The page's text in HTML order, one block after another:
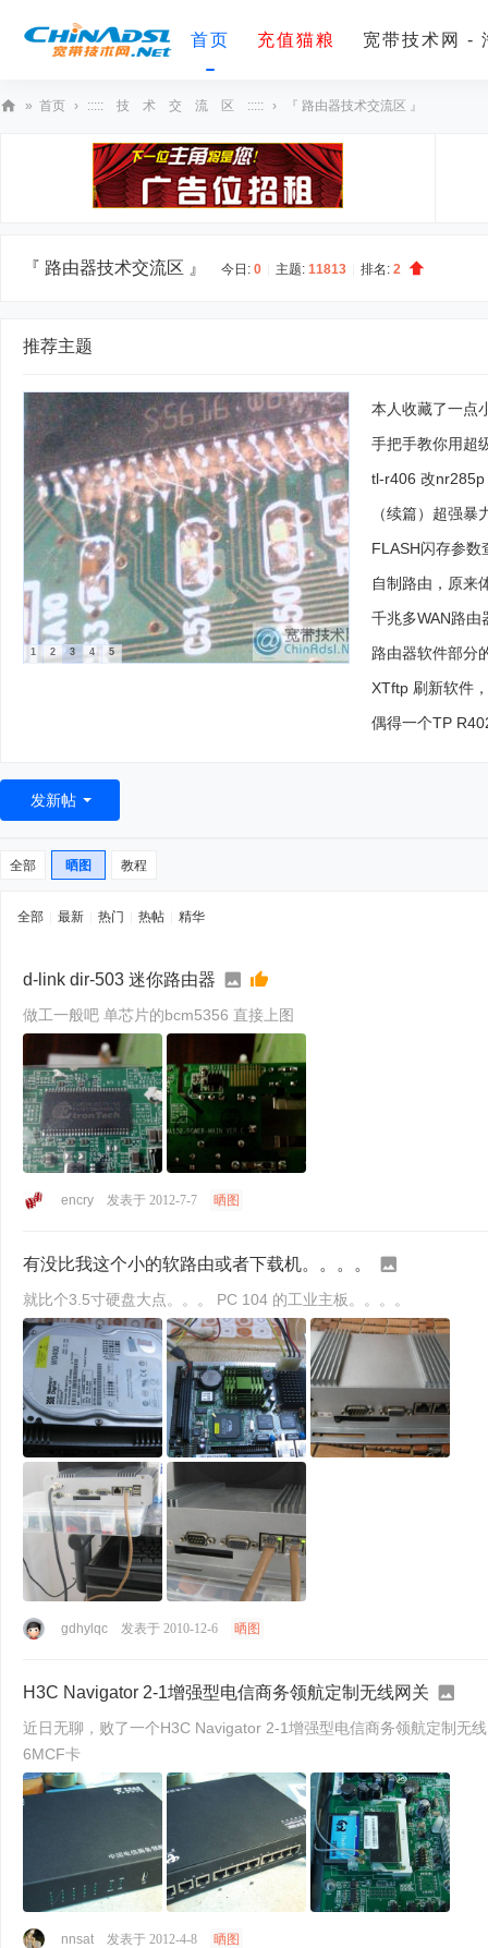
首页 充值猫粮 宽带技术网 -
» 首页 › ::::: 技 术 交 流 区 ::::: › 『 路由器技术交流区 』
『 路由器技术交流区 』 今日: 0 主题: 11813 排名: 2
推荐主题
1 2 3 4 5
本人收藏了一点
手把手教你用超
tl-r406 改
（续篇）超强
FLASH闪存参数
自制路由，原来
千兆多WAN路由
路由器软件部分
XTftp 刷新软件
偶得一个TP
发新帖
全部 晒图 教程
全部 最新 热门 热帖 精华
d-link dir-503 迷你路由器
做工一般吧 单芯片的bcm5356 直接上图
encry 发表于 2012-7-7 晒图
有没比我这个小的软路由或者下载机。。。。
就比个3.5寸硬盘大点。。。 PC 104 的工业主板。。。。
gdhylqc 发表于 2010-12-6 晒图
H3C Navigator 2-1增强型电信商务领航定制无线网关
近日无聊，败了一个H3C Navigator 2-1增强型电信商务领航定制无线网关，到手先拆机，之后再慢
6MCF卡
nnsat 发表于 2012-4-8 晒图